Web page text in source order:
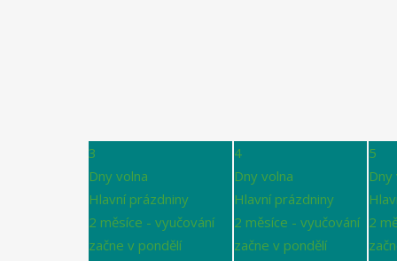
3
Dny volna
Hlavní prázdniny
2 měsíce - vyučování
začne v pondělí
4
Dny volna
Hlavní prázdniny
2 měsíce - vyučování
začne v pondělí
5
Dny
2